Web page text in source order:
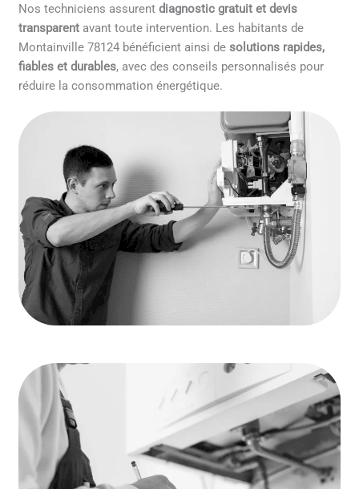
Nos techniciens assurentdiagnostic gratuit et devis
transparent avant toute intervention. Les habitants de
Montainville 78124 bénéficient ainsi desolutions rapides,
fiables et durables, avec des conseils personnalisés pour
réduire la consommation énergétique.